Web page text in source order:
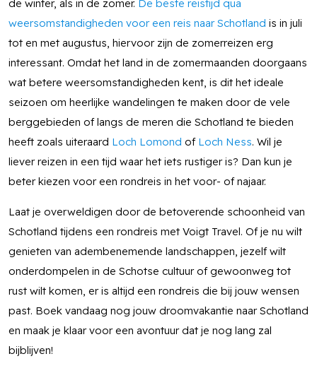
de winter, als in de zomer. De beste reistijd qua
weersomstandigheden voor een reis naar Schotland is in juli
tot en met augustus, hiervoor zijn de zomerreizen erg
interessant. Omdat het land in de zomermaanden doorgaans
wat betere weersomstandigheden kent, is dit het ideale
seizoen om heerlijke wandelingen te maken door de vele
berggebieden of langs de meren die Schotland te bieden
heeft zoals uiteraard Loch Lomond of Loch Ness. Wil je
liever reizen in een tijd waar het iets rustiger is? Dan kun je
beter kiezen voor een rondreis in het voor- of najaar.
Laat je overweldigen door de betoverende schoonheid van
Schotland tijdens een rondreis met Voigt Travel. Of je nu wilt
genieten van adembenemende landschappen, jezelf wilt
onderdompelen in de Schotse cultuur of gewoonweg tot
rust wilt komen, er is altijd een rondreis die bij jouw wensen
past. Boek vandaag nog jouw droomvakantie naar Schotland
en maak je klaar voor een avontuur dat je nog lang zal
bijblijven!